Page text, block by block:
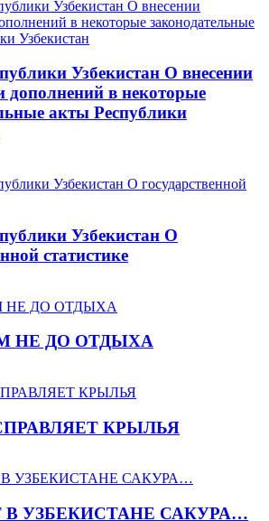
Узбекистан О внесении
дополнений в некоторые
акты Республики
Узбекистан О
статистике
НЕ ДО ОТДЫХА
КРЫЛЬЯ
В УЗБЕКИСТАНЕ САКУРА…